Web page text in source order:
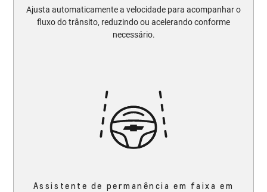
Ajusta automaticamente a velocidade para acompanhar o
fluxo do trânsito, reduzindo ou acelerando conforme
necessário.​​
Assistente de permanência em faixa em